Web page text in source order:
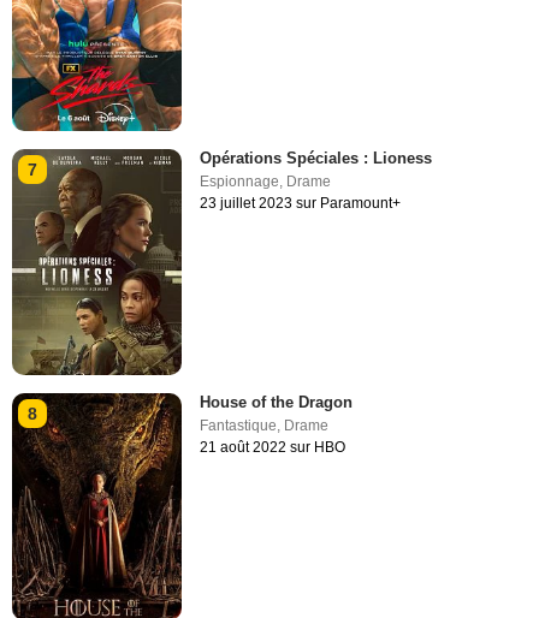
7
Opérations Spéciales : Lioness
Espionnage, Drame
23 juillet 2023 sur Paramount+
8
House of the Dragon
Fantastique, Drame
21 août 2022 sur HBO